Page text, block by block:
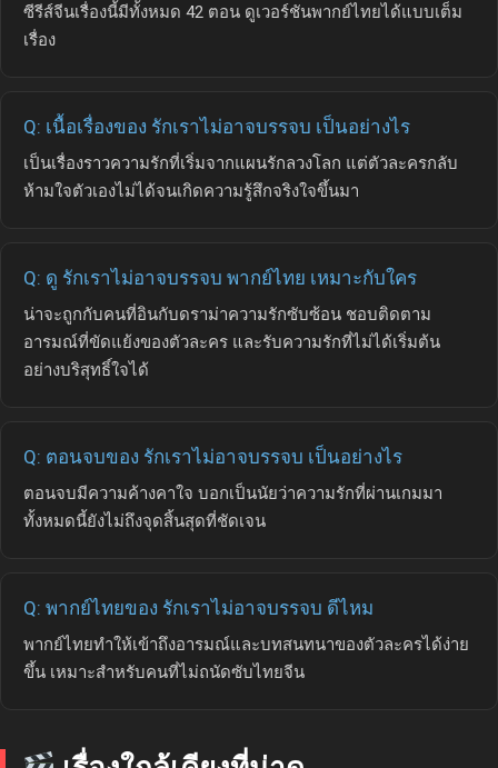
ซีรีส์จีนเรื่องนี้มีทั้งหมด 42 ตอน ดูเวอร์ชันพากย์ไทยได้แบบเต็ม
เรื่อง
Q: เนื้อเรื่องของ รักเราไม่อาจบรรจบ เป็นอย่างไร
เป็นเรื่องราวความรักที่เริ่มจากแผนรักลวงโลก แต่ตัวละครกลับ
ห้ามใจตัวเองไม่ได้จนเกิดความรู้สึกจริงใจขึ้นมา
Q: ดู รักเราไม่อาจบรรจบ พากย์ไทย เหมาะกับใคร
น่าจะถูกกับคนที่อินกับดราม่าความรักซับซ้อน ชอบติดตาม
อารมณ์ที่ขัดแย้งของตัวละคร และรับความรักที่ไม่ได้เริ่มต้น
อย่างบริสุทธิ์ใจได้
Q: ตอนจบของ รักเราไม่อาจบรรจบ เป็นอย่างไร
ตอนจบมีความค้างคาใจ บอกเป็นนัยว่าความรักที่ผ่านเกมมา
ทั้งหมดนี้ยังไม่ถึงจุดสิ้นสุดที่ชัดเจน
Q: พากย์ไทยของ รักเราไม่อาจบรรจบ ดีไหม
พากย์ไทยทำให้เข้าถึงอารมณ์และบทสนทนาของตัวละครได้ง่าย
ขึ้น เหมาะสำหรับคนที่ไม่ถนัดซับไทยจีน